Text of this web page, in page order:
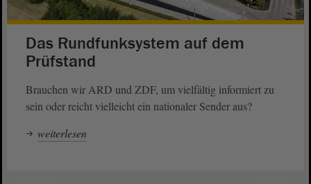
Das Rundfunksystem auf dem
Prüfstand
Brauchen wir ARD und ZDF, um vielfältig informiert zu
sein oder reicht vielleicht ein nationaler Sender aus?
weiterlesen